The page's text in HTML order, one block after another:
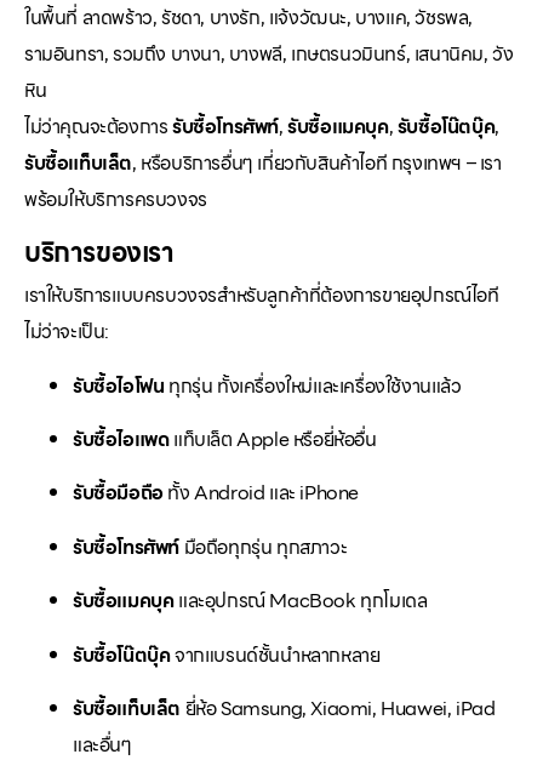
ในพื้นที่ ลาดพร้าว, รัชดา, บางรัก, แจ้งวัฒนะ, บางแค, วัชรพล,
รามอินทรา, รวมถึง บางนา, บางพลี, เกษตรนวมินทร์, เสนานิคม, วัง
หิน
ไม่ว่าคุณจะต้องการรับซื้อโทรศัพท์,รับซื้อแมคบุค,รับซื้อโน๊ตบุ๊ค,
รับซื้อแท็บเล็ต, หรือบริการอื่นๆ เกี่ยวกับสินค้าไอที กรุงเทพฯ – เรา
พร้อมให้บริการครบวงจร
บริการของเรา
เราให้บริการแบบครบวงจรสำหรับลูกค้าที่ต้องการขายอุปกรณ์ไอที
ไม่ว่าจะเป็น:
รับซื้อไอโฟน ทุกรุ่น ทั้งเครื่องใหม่และเครื่องใช้งานแล้ว
รับซื้อไอแพดแท็บเล็ต Apple หรือยี่ห้ออื่น
รับซื้อมือถือทั้ง Android และ iPhone
รับซื้อโทรศัพท์ มือถือทุกรุ่น ทุกสภาวะ
รับซื้อแมคบุคและอุปกรณ์ MacBook ทุกโมเดล
รับซื้อโน๊ตบุ๊คจากแบรนด์ชั้นนำหลากหลาย
รับซื้อแท็บเล็ต ยี่ห้อ Samsung, Xiaomi, Huawei, iPad
และอื่นๆ